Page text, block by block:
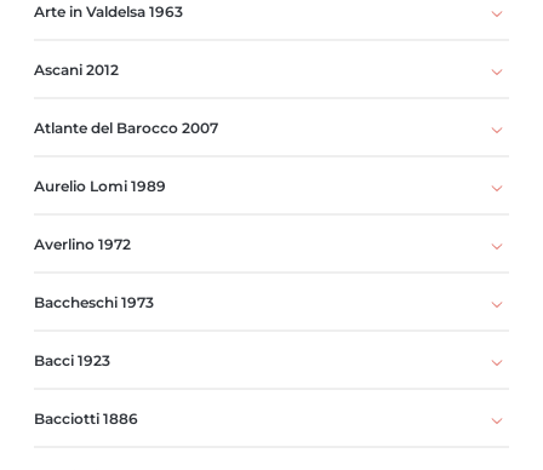
Arte in Valdelsa 1963
Ascani 2012
Atlante del Barocco 2007
Aurelio Lomi 1989
Averlino 1972
Baccheschi 1973
Bacci 1923
Bacciotti 1886